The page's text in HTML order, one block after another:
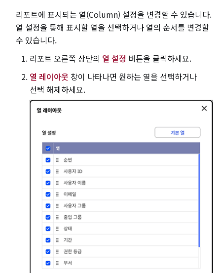
리포트에 표시되는 열(Column) 설정을 변경할 수 있습니다.
열 설정을 통해 표시할 열을 선택하거나 열의 순서를 변경할
수 있습니다.
리포트 오른쪽 상단의 열 설정 버튼을 클릭하세요.
열 레이아웃 창이 나타나면 원하는 열을 선택하거나
선택 해제하세요.